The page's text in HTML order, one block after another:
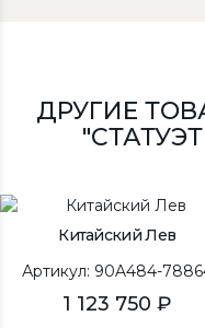
ДРУГИЕ
Китайский Лев
Артикул: 90A484-
1 123 750 ₽